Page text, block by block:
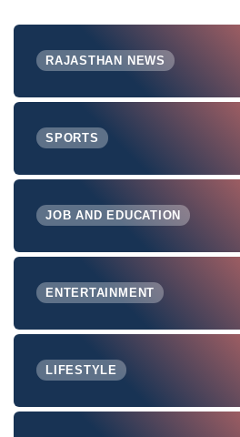
RAJASTHAN NEWS
SPORTS
JOB AND EDUCATION
ENTERTAINMENT
LIFESTYLE